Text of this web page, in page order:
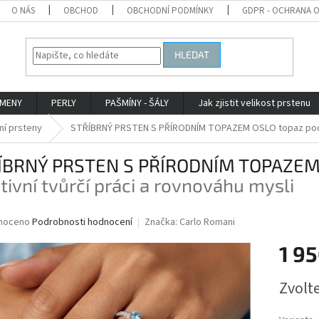
O NÁS OBCHOD OBCHODNÍ PODMÍNKY GDPR - OCHRANA
HLEDAT
PERLY PAŠMÍNY - ŠÁLY
Jak zjistit velikost prstenu
prsteny
STŘÍBRNÝ PRSTEN S PŘÍRODNÍM TOPAZEM OSLO topaz
PRSTEN S PŘÍRODNÍM
tvůrčí práci a rovnováhu mysli
Podrobnosti hodnocení Značka: Carlo Romani
1
cena: